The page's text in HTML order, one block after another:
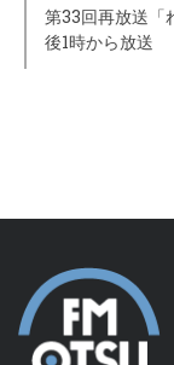
第33回再放送「
後1時から放送